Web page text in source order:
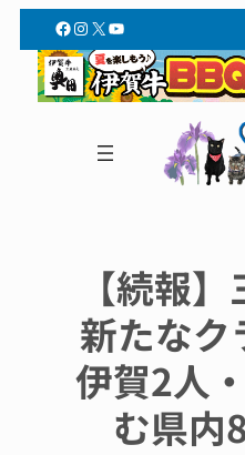
Facebook
Instagram
X YouTube
【続報
新たな
伊賀2人
む県内